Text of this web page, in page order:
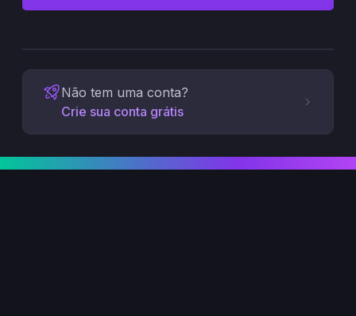
Não tem uma conta?
Crie sua conta grátis